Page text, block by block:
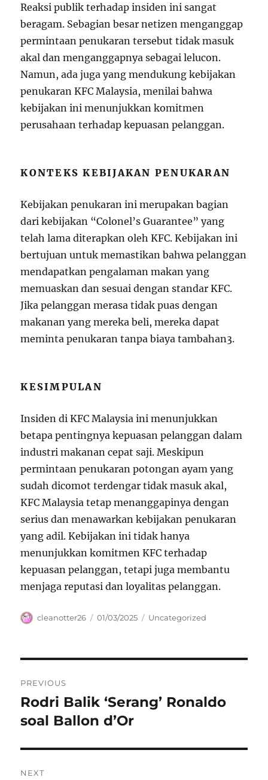
Reaksi publik terhadap insiden ini sangat
beragam. Sebagian besar netizen menganggap
permintaan penukaran tersebut tidak masuk
akal dan menganggapnya sebagai lelucon.
Namun, ada juga yang mendukung kebijakan
penukaran KFC Malaysia, menilai bahwa
kebijakan ini menunjukkan komitmen
perusahaan terhadap kepuasan pelanggan.
KONTEKS KEBIJAKAN PENUKARAN
Kebijakan penukaran ini merupakan bagian
dari kebijakan “Colonel’s Guarantee” yang
telah lama diterapkan oleh KFC. Kebijakan ini
bertujuan untuk memastikan bahwa pelanggan
mendapatkan pengalaman makan yang
memuaskan dan sesuai dengan standar KFC.
Jika pelanggan merasa tidak puas dengan
makanan yang mereka beli, mereka dapat
meminta penukaran tanpa biaya tambahan3.
KESIMPULAN
Insiden di KFC Malaysia ini menunjukkan
betapa pentingnya kepuasan pelanggan dalam
industri makanan cepat saji. Meskipun
permintaan penukaran potongan ayam yang
sudah dicomot terdengar tidak masuk akal,
KFC Malaysia tetap menanggapinya dengan
serius dan menawarkan kebijakan penukaran
yang adil. Kebijakan ini tidak hanya
menunjukkan komitmen KFC terhadap
kepuasan pelanggan, tetapi juga membantu
menjaga reputasi dan loyalitas pelanggan.
Author
cleanotter26
Posted
01/03/2025 Categories
Uncategorized
pos
PREVIOUS
Previous
post:
Rodri Balik ‘Serang’ Ronaldo
soal Ballon d’Or
NEXT